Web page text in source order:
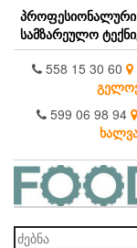
Skip
the
content
პროფესიონალური
სამზარეულო
558 15 30 60
599 06 98 94
ძებნა